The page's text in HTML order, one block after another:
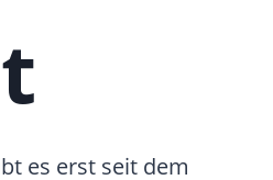
es erst seit dem